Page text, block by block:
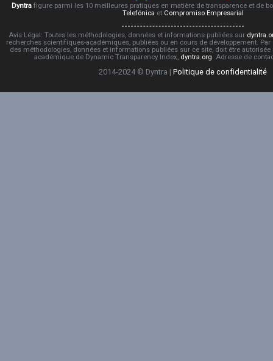
Dyntra figure parmi les 10 meilleures pratiques en matière de transparence et de
Telefónica et Compromiso Empresarial
Avis Légal: Toutes les méthodologies, données et informations publiées sur
recherches scientifiques-académiques, publiées ou en cours de développement.
des méthodologies, données et informations publiées sur ce site, doit être
académique de Dynamic Transparency Index, dyntra.org. Adresse de
2014-2024 © Dyntra | Politique de confidentialité